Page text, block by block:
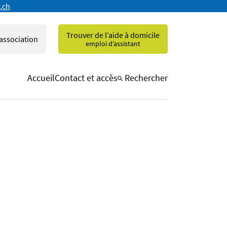
Trouver de l’aide à domicile
emploi d’assistant
AccueilContact et accès Rechercher